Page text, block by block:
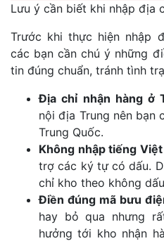
Lưu ý cần biết khi nhập địa
Trước khi thực hiện nhập
các bạn cần chú ý những
tin đúng chuẩn, tránh tình
Địa chỉ nhận hàng ở
nội địa Trung nên bạn
Trung Quốc.
Không nhập tiếng
trợ các ký tự có dấu.
chỉ kho theo không
Điền đúng mã bưu
hay bỏ qua nhưng
hưởng tới kho nhận